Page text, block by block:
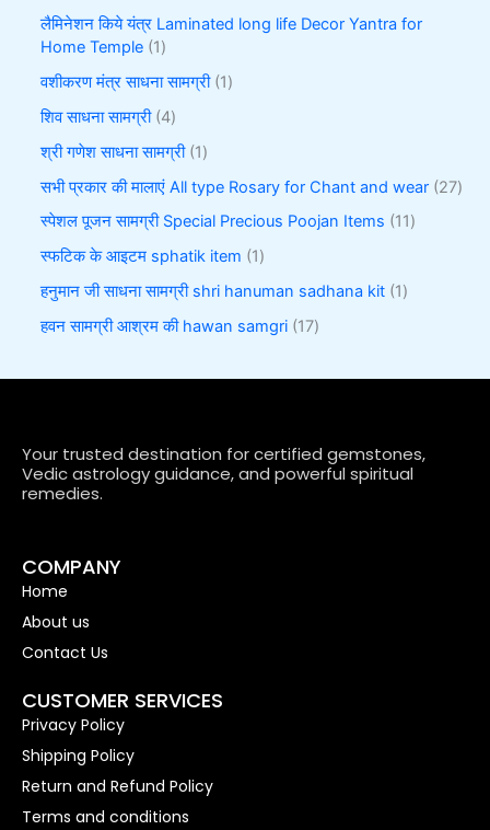
लैमिनेशन किये यंत्र Laminated long life Decor Yantra for
Home Temple 1
वशीकरण मंत्र साधना सामग्री 1
शिव साधना सामग्री 4
श्री गणेश साधना सामग्री 1
सभी प्रकार की मालाएं All type Rosary for Chant and wear 27
स्पेशल पूजन सामग्री Special Precious Poojan Items 11
स्फटिक के आइटम sphatik item 1
हनुमान जी साधना सामग्री shri hanuman sadhana kit 1
हवन सामग्री आश्रम की hawan samgri 17
Your trusted destination for certified gemstones,
Vedic astrology guidance, and powerful spiritual
remedies.
COMPANY
Home
About us
Contact Us
CUSTOMER SERVICES
Privacy Policy
Shipping Policy
Return and Refund Policy
Terms and conditions